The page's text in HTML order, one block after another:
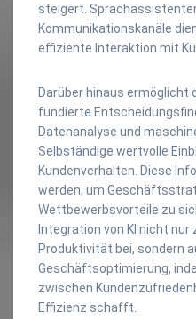
steigert.
Kommunikationskanäle
effiziente Interaktion mit
Darüber hinaus ermöglicht
fundierte
Datenanalyse und
Selbständige wertvolle
Kundenverhalten. Diese
werden, um
Wettbewerbsvorteile zu
Integration von KI nicht nur
Produktivität bei, sondern
Geschäftsoptimierung,
zwischen
Effizienz schafft.